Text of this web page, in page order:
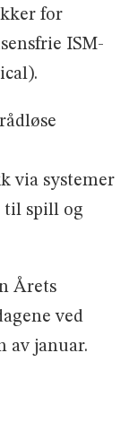
for
ISM-
via systemer
til spill og
Årets
ved
av januar.